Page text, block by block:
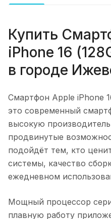
Купить
iPhone 16
в городе
Смартфон Apple iPhone
это современный
высокую
продвинутые
подойдёт тем, кто
системы, качество
ежедневном
Мощный процессор
плавную работу